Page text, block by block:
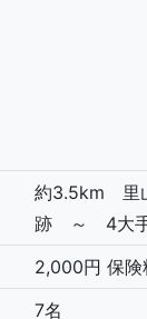
約3.5km 里
跡 ～ 4大
2,000円 保険
7名